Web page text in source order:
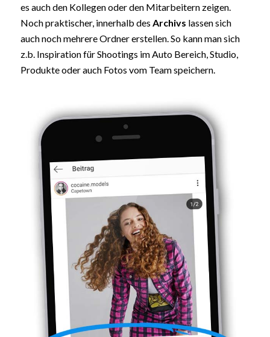
es auch den Kollegen oder den Mitarbeitern zeigen.
Noch praktischer, innerhalb des Archivs lassen sich
auch noch mehrere Ordner erstellen. So kann man sich
z.b. Inspiration für Shootings im Auto Bereich, Studio,
Produkte oder auch Fotos vom Team speichern.